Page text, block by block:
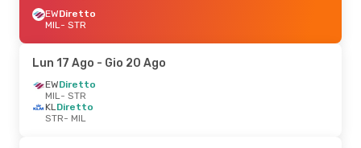
EWDiretto
MIL- STR
Lun 17 Ago - Gio 20 Ago
EWDiretto
MIL- STR
KLDiretto
STR- MIL